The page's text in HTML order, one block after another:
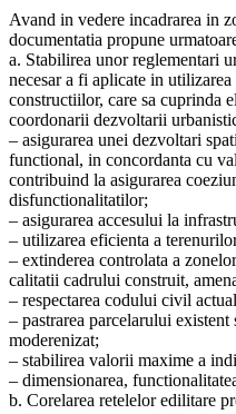
Avand in vedere incadrarea in
documentatia propune
a. Stabilirea unor reglementari
necesar a fi aplicate in
constructiilor, care sa cuprinda
coordonarii dezvoltarii
– asigurarea unei dezvoltari
functional, in concordanta cu
contribuind la asigurarea
disfunctionalitatilor;
– asigurarea accesului la
– utilizarea eficienta a
– extinderea controlata a
calitatii cadrului construit,
– respectarea codului civil
– pastrarea parcelarului
moderenizat;
– stabilirea valorii maxime a
– dimensionarea,
b. Corelarea retelelor edilitare